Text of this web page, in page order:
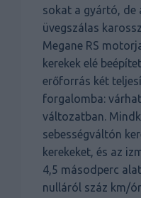
sokat a gyártó, de
üvegszálas
Megane RS
kerekek elé
erőforrás két
forgalomba:
változatban.
sebességváltón
kerekeket, és az
4,5 másodperc
nulláról száz km/